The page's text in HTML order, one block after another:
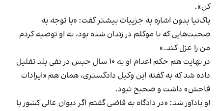
کن».
پاک‌نیا بدون اشاره به جزییات بیشتر گفت: «با توجه به
صحبت‌هایی که با موکلم در زندان شده بود، به او توصیه کردم
من را عزل کند.»
در نهایت هم حکم اعدام او به ۱۰ سال حبس در نفی بلد تقلیل
داده شد که به گفته این وکیل دادگستری، همان هم «ایرادات
فاحش» داشت و صحیح نبود.
او یادآور شد: «در دادگاه به قاضی گفتم اگر دیوان عالی کشور با